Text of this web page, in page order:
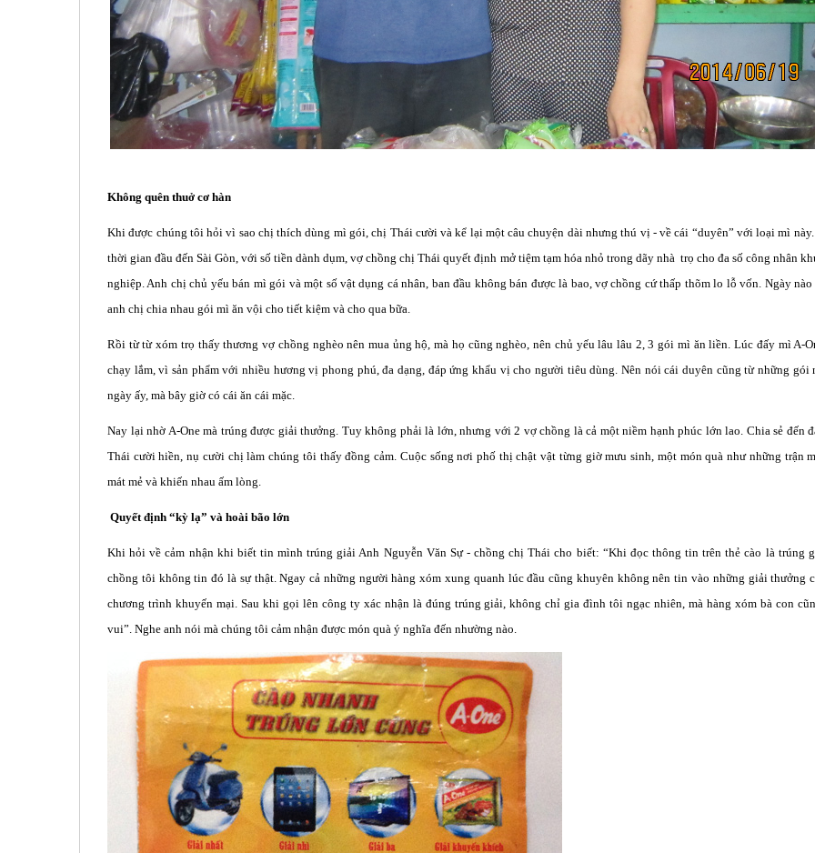
Không quên thuở cơ hàn
Khi được chúng tôi hỏi vì sao chị thích dùng mì gói, chị Thái cười và kể lại một câu chuyện dài nhưng thú vị - về cái “duyên” với loại mì
thời gian đầu đến Sài Gòn, với số tiền dành dụm, vợ chồng chị Thái quyết định mở tiệm tạm hóa nhỏ trong dãy nhà trọ cho đa số công nhân
nghiệp. Anh chị chủ yếu bán mì gói và một số vật dụng cá nhân, ban đầu không bán được là bao, vợ chồng cứ thấp thõm lo lỗ vốn. Ngày nào
anh chị chia nhau gói mì ăn vội cho tiết kiệm và cho qua bữa.
Rồi từ từ xóm trọ thấy thương vợ chồng nghèo nên mua ủng hộ, mà họ cũng nghèo, nên chủ yếu lâu lâu 2, 3 gói mì ăn liền. Lúc đấy mì A-
chạy lắm, vì sản phẩm với nhiều hương vị phong phú, đa dạng, đáp ứng khẩu vị cho người tiêu dùng. Nên nói cái duyên cũng từ những gói
ngày ấy, mà bây giờ có cái ăn cái mặc.
Nay lại nhờ A-One mà trúng được giải thưởng. Tuy không phải là lớn, nhưng với 2 vợ chồng là cả một niềm hạnh phúc lớn lao. Chia sẻ đến
Thái cười hiền, nụ cười chị làm chúng tôi thấy đồng cảm. Cuộc sống nơi phố thị chật vật từng giờ mưu sinh, một món quà như những trận
mát mẻ và khiến nhau ấm lòng.
Quyết định “kỳ lạ” và hoài bão lớn
Khi hỏi về cảm nhận khi biết tin mình trúng giải Anh Nguyễn Văn Sự - chồng chị Thái cho biết: “Khi đọc thông tin trên thẻ cào là trúng
chồng tôi không tin đó là sự thật. Ngay cả những người hàng xóm xung quanh lúc đầu cũng khuyên không nên tin vào những giải thưởng
chương trình khuyến mại. Sau khi gọi lên công ty xác nhận là đúng trúng giải, không chỉ gia đình tôi ngạc nhiên, mà hàng xóm bà con
vui”. Nghe anh nói mà chúng tôi cảm nhận được món quà ý nghĩa đến nhường nào.